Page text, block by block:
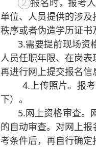
②报名时，报考人
单位、人员提供的涉
秩序或者伪造学历证书
3.需要提前现场资
人员任职年限、在岗表
再进行网上提交报名信
4.上传照片。报
下）。
5.网上资格审查。
的自动审查。对网上
考条件后，再自行确定